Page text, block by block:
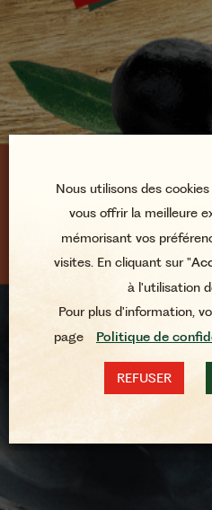
Nous utilisons des
vous offrir la meilleure
mémorisant vos
visites. En cliquant sur "
à l'utilisation
Pour plus d'information,
page
Politique de
REFUSER